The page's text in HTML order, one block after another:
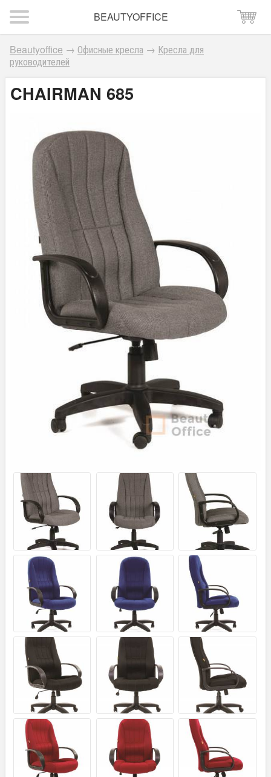
BEAUTYOFFICE
Beautyoffice → Офисные кресла → Кресла для
руководителей
CHAIRMAN 685